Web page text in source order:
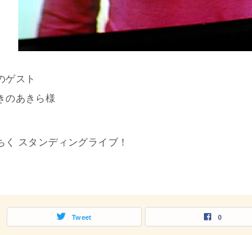
ゲスト
のあきら様
く スタンディングライブ！
Tweet 0